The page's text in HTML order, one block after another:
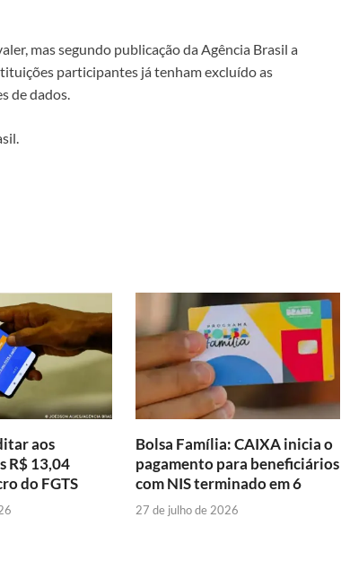
mas segundo publicação da Agência Brasil a
participantes já tenham excluído as
de dados.
aos
R$ 13,04
do FGTS
Bolsa Família: CAIXA inicia o
pagamento para beneficiários
com NIS terminado em 6
27 de julho de 2026